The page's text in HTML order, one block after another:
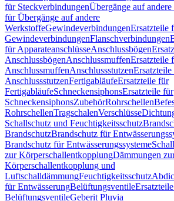
für SteckverbindungenÜbergänge auf
für Übergänge auf andere
WerkstoffeGewindeverbindungenErsatzteile
GewindeverbindungenFlanschverbindungen
für ApparateanschlüsseAnschlussbögen
AnschlussbögenAnschlussmuffenErsatzteile
AnschlussmuffenAnschlussstutzen
AnschlussstutzenFertigabläufeErsatzteile für
FertigabläufeSchneckensiphonsErsatzteile für
SchneckensiphonsZubehörRohrschellen
RohrschellenTragschalenVerschlüsse
Schallschutz und Feuchtigkeitsschutz
BrandschutzBrandschutz für
Brandschutz für Entwässerungssysteme
zur KörperschallentkopplungDämmungen
Körperschallentkopplung und
LuftschalldämmungFeuchtigkeitsschutz
für EntwässerungBelüftungsventile
BelüftungsventileGeberit Pluvia